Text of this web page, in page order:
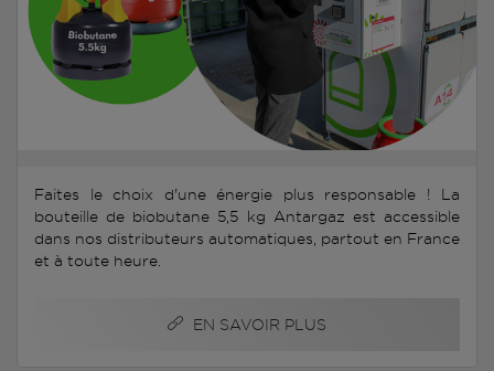
Faites le choix d'une énergie plus responsable ! La
bouteille de biobutane 5,5 kg Antargaz est accessible
dans nos distributeurs automatiques, partout en France
et à toute heure.
EN SAVOIR PLUS